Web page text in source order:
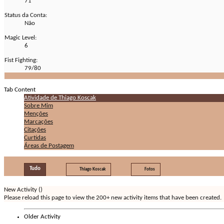
Status da Conta:
Não
Magic Level:
6
Fist Fighting:
79/80
Tab Content
Atividade de Thiago Koscak
Sobre Mim
Menções
Marcações
Citações
Curtidas
Áreas de Postagem
Tudo Thiago Koscak Fotos
New Activity ()
Please reload this page to view the 200+ new activity items that have been created.
Older Activity